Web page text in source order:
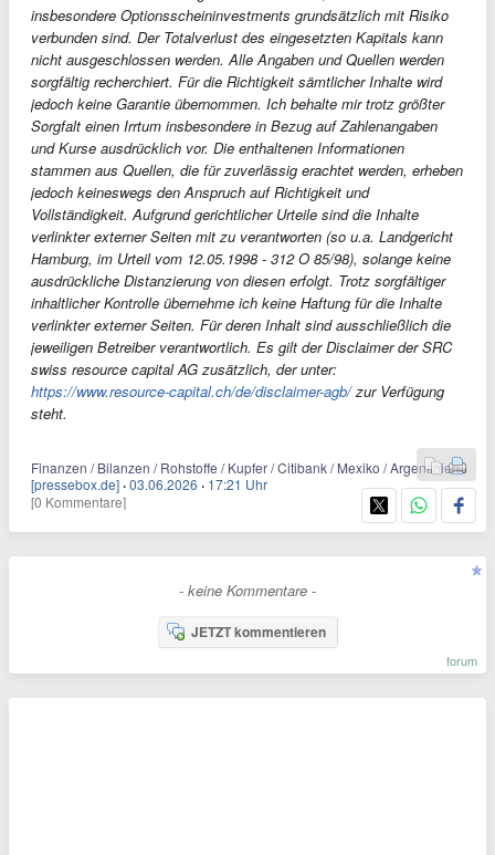
insbesondere Optionsscheininvestments grundsätzlich mit Risiko
verbunden sind. Der Totalverlust des eingesetzten Kapitals kann
nicht ausgeschlossen werden. Alle Angaben und Quellen werden
sorgfältig recherchiert. Für die Richtigkeit sämtlicher Inhalte wird
jedoch keine Garantie übernommen. Ich behalte mir trotz größter
Sorgfalt einen Irrtum insbesondere in Bezug auf Zahlenangaben
und Kurse ausdrücklich vor. Die enthaltenen Informationen
stammen aus Quellen, die für zuverlässig erachtet werden, erheben
jedoch keineswegs den Anspruch auf Richtigkeit und
Vollständigkeit. Aufgrund gerichtlicher Urteile sind die Inhalte
verlinkter externer Seiten mit zu verantworten (so u.a. Landgericht
Hamburg, im Urteil vom 12.05.1998 - 312 O 85/98), solange keine
ausdrückliche Distanzierung von diesen erfolgt. Trotz sorgfältiger
inhaltlicher Kontrolle übernehme ich keine Haftung für die Inhalte
verlinkter externer Seiten. Für deren Inhalt sind ausschließlich die
jeweiligen Betreiber verantwortlich. Es gilt der Disclaimer der SRC
swiss resource capital AG zusätzlich, der unter:
https://www.resource-capital.ch/de/disclaimer-agb/zur Verfügung
steht.
Finanzen / Bilanzen / Rohstoffe / Kupfer / Citibank / Mexiko / Argentinien
[pressebox.de] ·03.06.2026 · 17:21 Uhr
[0 Kommentare]
- keine Kommentare -
JETZT kommentieren
forum